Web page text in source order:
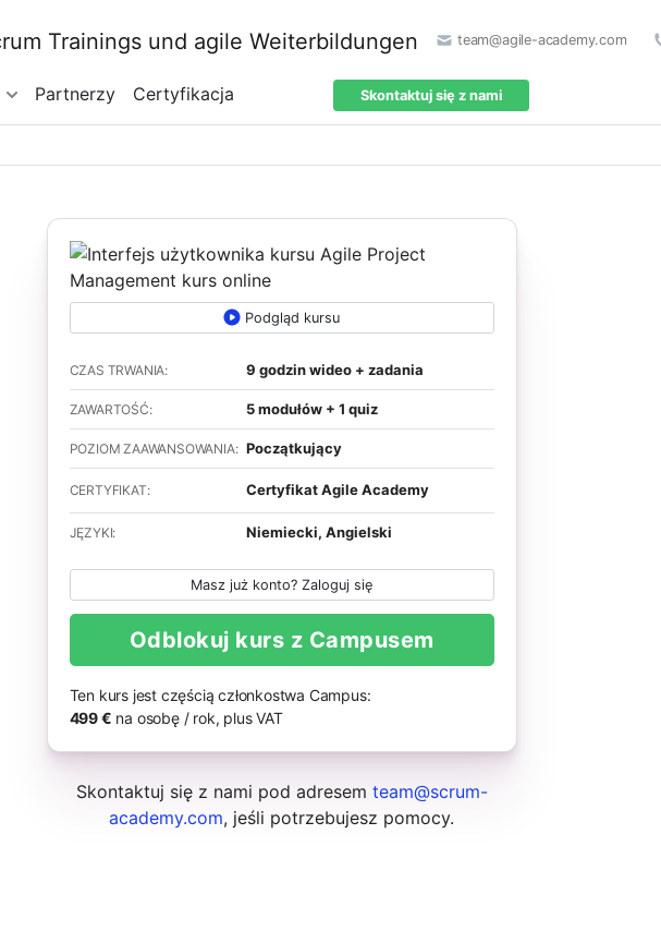
team@agile-academy.com
Partnerzy Certyfikacja Skontaktuj się z nami
Podgląd kursu
CZAS TRWANIA: 9 godzin wideo + zadania
ZAWARTOŚĆ: 5 modułów + 1 quiz
POZIOM ZAAWANSOWANIA: Początkujący
CERTYFIKAT: Certyfikat Agile Academy
JĘZYKI: Niemiecki, Angielski
Masz już konto? Zaloguj się
Odblokuj kurs z Campusem
Ten kurs jest częścią członkostwa Campus:
499 € na osobę / rok, plus VAT
Skontaktuj się z nami pod adresem team@scrum-
academy.com, jeśli potrzebujesz pomocy.